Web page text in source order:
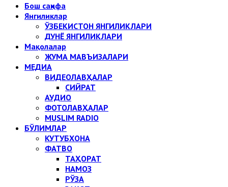
Бош саҳифа
Янгиликлар
ЎЗБЕКИСТОН ЯНГИЛИКЛАРИ
ДУНЁ ЯНГИЛИКЛАРИ
Мақолалар
ЖУМА МАВЪИЗАЛАРИ
МЕДИА
ВИДЕОЛАВҲАЛАР
СИЙРАТ
АУДИО
ФОТОЛАВҲАЛАР
MUSLIM RADIO
БЎЛИМЛАР
КУТУБХОНА
ФАТВО
ТАҲОРАТ
НАМОЗ
РЎЗА